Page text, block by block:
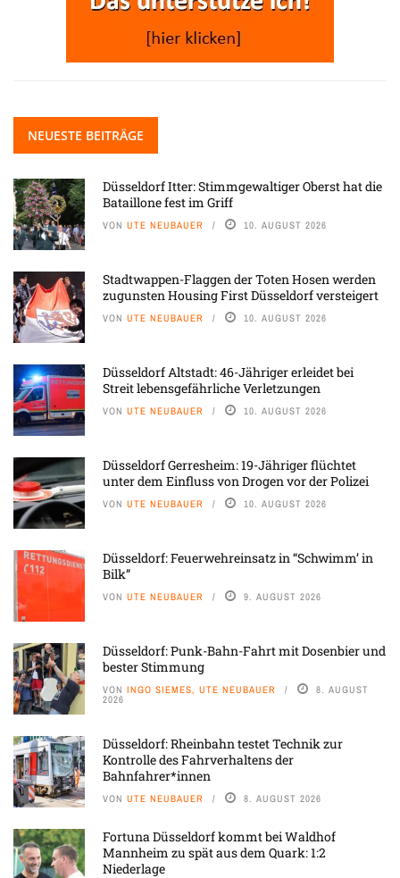
NEUESTE BEITRÄGE
Düsseldorf Itter: Stimmgewaltiger Oberst hat die
Bataillone fest im Griff
VON UTE NEUBAUER 10. AUGUST 2026
Stadtwappen-Flaggen der Toten Hosen werden
zugunsten Housing First Düsseldorf versteigert
VON UTE NEUBAUER 10. AUGUST 2026
Düsseldorf Altstadt: 46-Jähriger erleidet bei
Streit lebensgefährliche Verletzungen
VON UTE NEUBAUER 10. AUGUST 2026
Düsseldorf Gerresheim: 19-Jähriger flüchtet
unter dem Einfluss von Drogen vor der Polizei
VON UTE NEUBAUER 10. AUGUST 2026
Düsseldorf: Feuerwehreinsatz in “Schwimm’ in
Bilk”
VON UTE NEUBAUER 9. AUGUST 2026
Düsseldorf: Punk-Bahn-Fahrt mit Dosenbier und
bester Stimmung
VON INGO SIEMES, UTE NEUBAUER 8. AUGUST
2026
Düsseldorf: Rheinbahn testet Technik zur
Kontrolle des Fahrverhaltens der
Bahnfahrer*innen
VON UTE NEUBAUER 8. AUGUST 2026
Fortuna Düsseldorf kommt bei Waldhof
Mannheim zu spät aus dem Quark: 1:2
Niederlage